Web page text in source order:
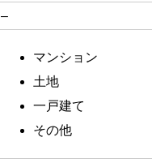
–
マンション
土地
一戸建て
その他